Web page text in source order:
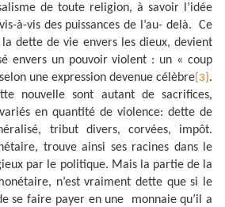
de toute religion, à savoir l’idée
à-vis des puissances de l’au- delà.
Ce
dette de vie envers les dieux, devient
envers un pouvoir violent : un « coup
une expression devenue célèbre [3] .
nouvelle sont autant de sacrifices,
variés en quantité de violence: dette de
tribut divers, corvées, impôt.
trouve ainsi ses racines dans le
par le politique. Mais la partie de la
n’est vraiment dette que si le
se faire payer en une
monnaie qu’il a